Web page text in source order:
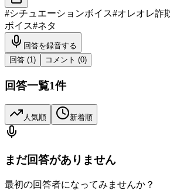
#シチュエーションボイス#オレオレ詐
ボイス#ネタ
回答を録音する
回答 (1 ) コメント (0)
回答一覧1件
人気順 新着順
まだ回答がありません
最初の回答者になってみませんか？